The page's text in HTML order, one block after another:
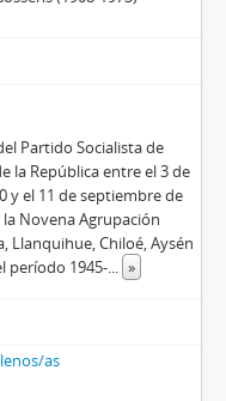
Partido Socialista de
la República entre el 3 de
y el 11 de septiembre de
Novena Agrupación
Llanquihue, Chiloé, Aysén
período 1945-... »
as